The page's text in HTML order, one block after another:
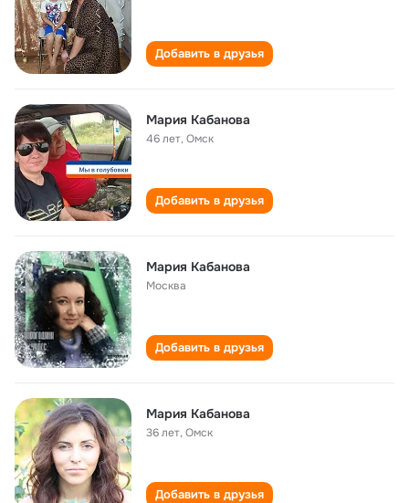
Добавить в друзья
Мария Кабанова
46 лет,Омск
Добавить в друзья
Мария Кабанова
Москва
Добавить в друзья
Мария Кабанова
36 лет,Омск
Добавить в друзья